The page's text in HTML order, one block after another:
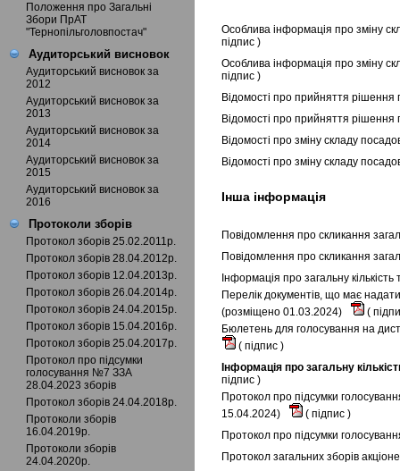
Положення про Загальні
Збори ПрАТ
"Тернопільголовпостач"
Аудиторський висновок
Аудиторський висновок за
2012
Аудиторський висновок за
2013
Аудиторський висновок за
2014
Аудиторський висновок за
2015
Аудиторський висновок за
2016
Протоколи зборів
Протокол зборів 25.02.2011р.
Протокол зборів 28.04.2012р.
Протокол зборів 12.04.2013р.
Протокол зборів 26.04.2014р.
Протокол зборів 24.04.2015р.
Протокол зборів 15.04.2016р.
Протокол зборів 25.04.2017р.
Протокол про підсумки
голосування №7 ЗЗА
28.04.2023 зборів
Протокол зборів 24.04.2018р.
Протоколи зборів
16.04.2019р.
Протоколи зборів
24.04.2020р.
Особлива інформація про зміну
підпис )
Особлива інформація про зміну
підпис )
Відомості про прийняття
Відомості про прийняття
Відомості про зміну складу
Відомості про зміну складу
Інша інформація
Повідомлення про скликання
Повідомлення про скликання
Інформація про загальну
Перелік документів, що має
(розміщено 01.03.2024)
(
Бюлетень для голосування на
( підпис )
Інформація про загальну
підпис )
Протокол про підсумки
15.04.2024)
( підпис )
Протокол про підсумки
Протокол загальних зборів